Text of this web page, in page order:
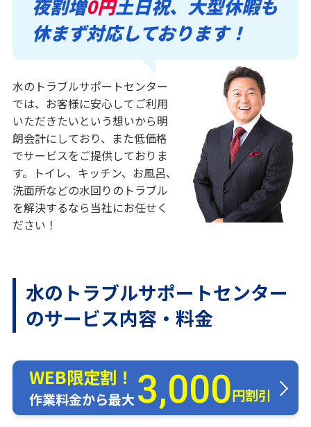
夜割増0円土日祝、大型休暇も
休まず対応しております！
水のトラブルサポートセンター
では、お客様に安心してご利用
いただきたいという想いから明
朗会計にしており、また低価格
でサービスをご提供しておりま
す。トイレ、キッチン、お風呂、
洗面所などの水回りのトラブル
を解決するなら当社にお任せく
ださい！
水のトラブルサポートセンター
のサービス内容・料金
WEB限定割！
作業料金から最大3,000円割引